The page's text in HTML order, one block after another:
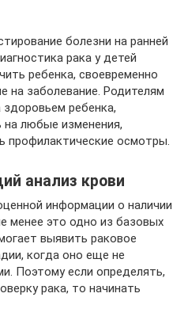
болезни на ранней
рака у детей
ребенка, своевременно
на заболевание. Родителям
ребенка,
на любые изменения,
профилактические осмотры.
анализ крови
информации о наличии
менее это одно из базовых
выявить раковое
когда оно еще не
Поэтому если определять,
рака, то начинать